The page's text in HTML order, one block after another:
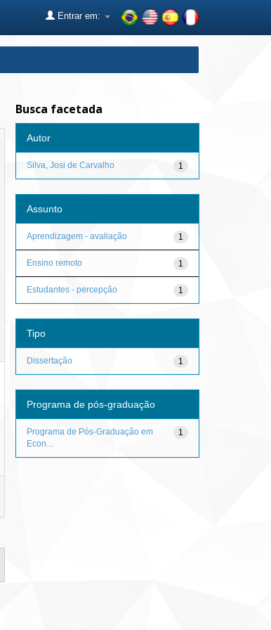
Entrar em:
Busca facetada
Autor
1
Silva, Josi de Carvalho
Assunto
1
Aprendizagem - avaliação
1
Ensino remoto
1
Estudantes - percepção
Tipo
1
Dissertação
Programa de pós-graduação
1
Programa de Pós-Graduação em
Econ...